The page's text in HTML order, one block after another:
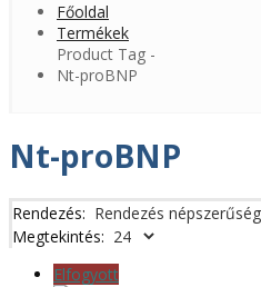
Főoldal
Termékek
Product Tag -
Nt-proBNP
Nt-proBNP
Rendezés:
Megtekintés:
Elfogyott